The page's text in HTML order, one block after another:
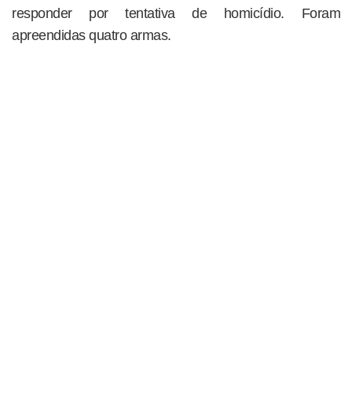
responder por tentativa de homicídio. Foram
apreendidas quatro armas.